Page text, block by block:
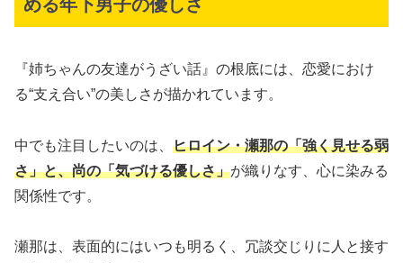
める年下男子の優しさ
『姉ちゃんの友達がうざい話』の根底には、恋愛におけ
る“支え合い”の美しさが描かれています。
中でも注目したいのは、 ヒロイン・瀬那の「強く見せる弱
さ」と、尚の「気づける優しさ」が織りなす、心に染みる
関係性です。
瀬那は、表面的にはいつも明るく、冗談交じりに人と接す